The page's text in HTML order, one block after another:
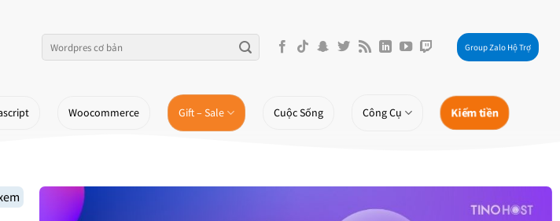
Group Zalo Hộ Trợ
Woocommerce Gift – Sale Cuộc Sống Công Cụ Kiếm tiền